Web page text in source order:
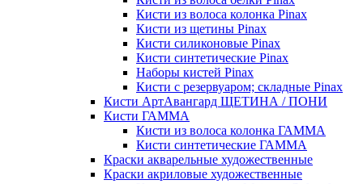
Кисти из волоса колонка Pinax
Кисти из щетины Pinax
Кисти силиконовые Pinax
Кисти синтетические Pinax
Наборы кистей Pinax
Кисти с резервуаром; складные Pinax
Кисти АртАвангард ЩЕТИНА / ПОНИ
Кисти ГАММА
Кисти из волоса колонка ГАММА
Кисти синтетические ГАММА
Краски акварельные художественные
Краски акриловые художественные